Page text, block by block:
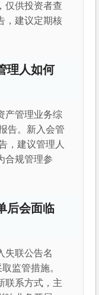
仅供投资者查
，建议定期核
理人如何
产管理业务综
告。新入会管
，建议管理人
合规管理参
后会面临
失联公告名
监管措施。
联系方式，主